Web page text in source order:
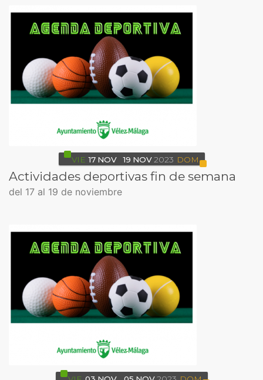
VIE 17 NOV 19 NOV 2023 DOM
Actividades deportivas fin de semana
del 17 al 19 de noviembre